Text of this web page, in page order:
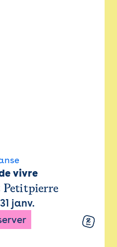
vivre
31 janv.